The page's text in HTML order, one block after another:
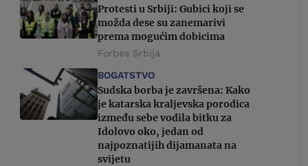
Protesti u Srbiji: Gubici koji se
možda dese su zanemarivi
prema mogućim dobicima
Forbes Srbija
BOGATSTVO
Sudska borba je završena: Kako
je katarska kraljevska porodica
između sebe vodila bitku za
Idolovo oko, jedan od
najpoznatijih dijamanata na
svijetu